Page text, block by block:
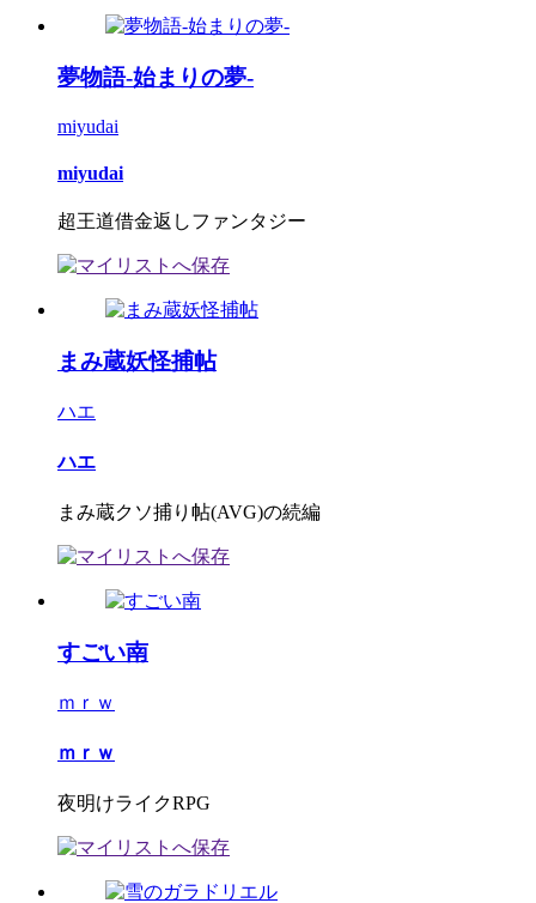
夢物語-始まりの夢-
miyudai
miyudai
超王道借金返しファンタジー
まみ蔵妖怪捕帖
ハエ
ハエ
まみ蔵クソ捕り帖(AVG)の続編
すごい南
ｍｒｗ
ｍｒｗ
夜明けライクRPG